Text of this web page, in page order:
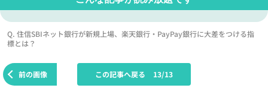
Q. 住信SBIネット銀行が新規上場、楽天銀行・PayPay銀行に大差をつける指
標とは？
前の画像 この記事へ戻る 13/13